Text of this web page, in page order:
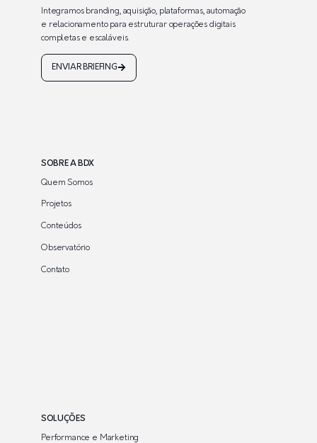
Integramos branding, aquisição, plataformas, automação
e relacionamento para estruturar operações digitais
completas e escaláveis.
ENVIAR BRIEFING
SOBRE A BDX
Quem Somos
Projetos
Conteúdos
Observatório
Contato
SOLUÇÕES
Performance e Marketing